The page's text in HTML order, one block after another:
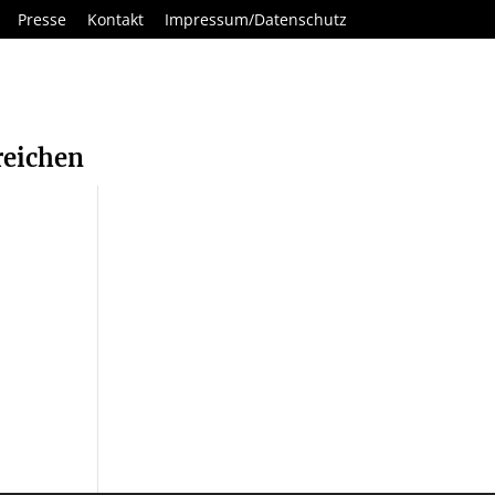
Presse Kontakt Impressum/Datenschutz